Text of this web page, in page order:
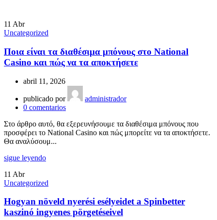
11 Abr
Uncategorized
Ποια είναι τα διαθέσιμα μπόνους στο National
Casino και πώς να τα αποκτήσετε
abril 11, 2026
publicado por
administrador
0 comentarios
Στο άρθρο αυτό, θα εξερευνήσουμε τα διαθέσιμα μπόνους που
προσφέρει το National Casino και πώς μπορείτε να τα αποκτήσετε.
Θα αναλύσουμ...
sigue leyendo
11 Abr
Uncategorized
Hogyan növeld nyerési esélyeidet a Spinbetter
kaszinó ingyenes pörgetéseivel